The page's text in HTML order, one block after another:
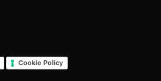
Cookie Policy